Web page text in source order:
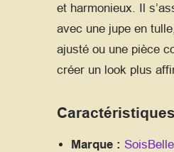
et harmonieux. Il
avec une jupe en
ajusté ou une pièce
créer un look plus
Caractéristiques
Marque : SoisBelle